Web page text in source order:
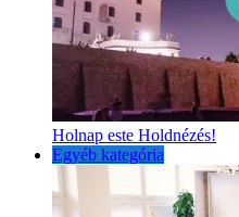
Holnap este Holdnézés!
Egyéb kategória